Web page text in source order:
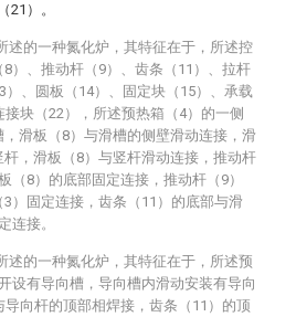
21）。
述的一种氮化炉，其特征在于，所述控
）、推动杆（9）、齿条（11）、拉杆
）、圆板（14）、固定块（15）、承载
块（22），所述预热箱（4）的一侧
，滑板（8）与滑槽的侧壁滑动连接，滑
，滑板（8）与竖杆滑动连接，推动杆
（8）的底部固定连接，推动杆（9）
）固定连接，齿条（11）的底部与滑
连接。
述的一种氮化炉，其特征在于，所述预
设有导向槽，导向槽内滑动安装有导向
导向杆的顶部相焊接，齿条（11）的顶